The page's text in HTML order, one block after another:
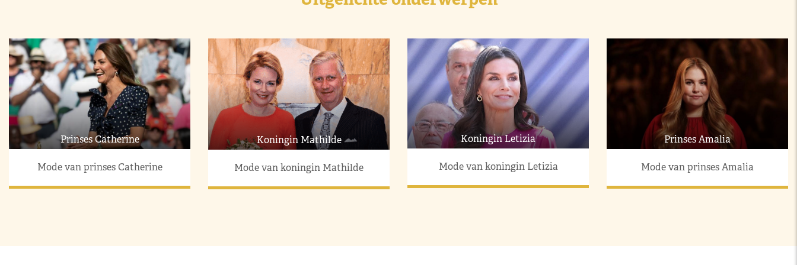
Prinses Catherine
Mode van prinses Catherine
Koningin Mathilde
Mode van koningin Mathilde
Koningin Letizia
Mode van koningin Letizia
Prinses Amalia
Mode van prinses Amalia